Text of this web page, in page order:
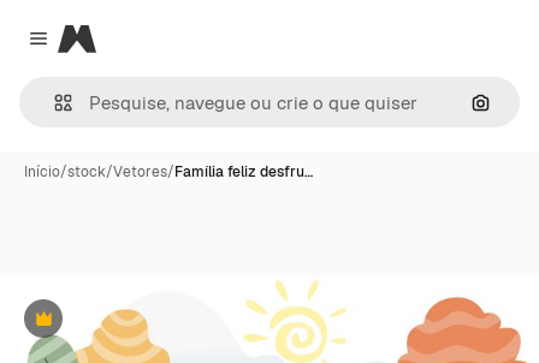
Close menu
Magnific
Início/stock/Vetores/Família feliz desfru…
Premium